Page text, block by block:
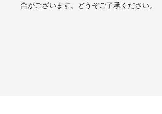
合がございます。どうぞご了承ください。